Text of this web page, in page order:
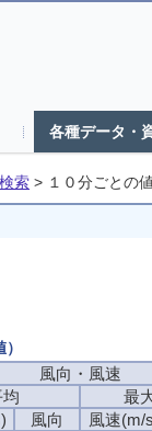
各種データ・
索 > １０分ごとの
風向・風速
最
風向
風速(m/